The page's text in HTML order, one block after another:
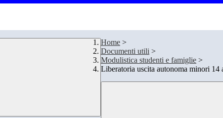
Home >
Documenti utili >
Modulistica studenti e famiglie >
Liberatoria uscita autonoma minori 14